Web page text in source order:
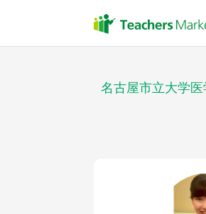
名古屋市立大学